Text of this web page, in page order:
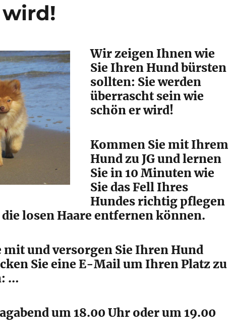
Wir zeigen Ihnen wie
Sie Ihren Hund bürsten
sollten: Sie werden
überrascht sein wie
schön er wird!
Kommen Sie mit Ihrem
Hund zu JG und lernen
Sie in 10 Minuten wie
Sie das Fell Ihres
Hundes richtig pflegen
die losen Haare entfernen können.
mit und versorgen Sie Ihren Hund
Sie eine E-Mail um Ihren Platz zu
…
um 18.00 Uhr oder um 19.00